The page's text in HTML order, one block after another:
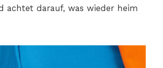
achtet darauf, was wieder heim